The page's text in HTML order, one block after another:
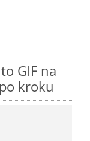
GIF na
kroku